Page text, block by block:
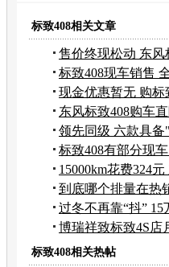
标致408相关文章
售价终现松动 东风
万元
标致408现车销售
售
现金优惠暂无 购标
您拿
东风标致408购车
元礼
领先同级 六款具
凑车
标致408有部分现
礼包
15000km花费324
追踪
到底哪个排量在热
型
过冬不再靠“抖”
宝
博瑞祥致标致4S店
包
标致408相关热帖